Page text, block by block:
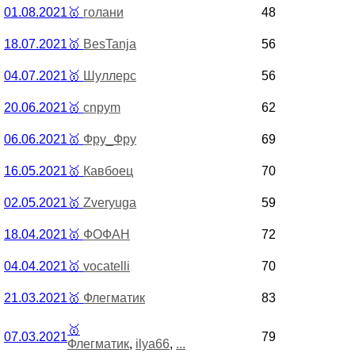
01.08.2021 🥇 голани 48
18.07.2021 🥇 BesTanja 56
04.07.2021 🥇 Шуллерс 56
20.06.2021 🥇 cnpym 62
06.06.2021 🥇 Фру_Фру 69
16.05.2021 🥇 Кавбоец 70
02.05.2021 🥇 Zveryuga 59
18.04.2021 🥇 ФОФАН 72
04.04.2021 🥇 vocatelli 70
21.03.2021 🥇 Флегматик 83
07.03.2021
🥇
Флегматик, ilya66, ...
79